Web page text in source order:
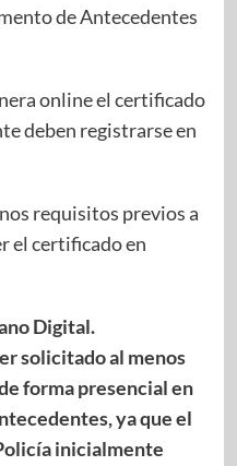
de Antecedentes
online el certificado
deben registrarse en
requisitos previos a
el certificado en
Digital.
solicitado al menos
forma presencial en
ya que el
inicialmente